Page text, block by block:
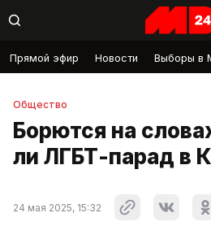
Прямой эфир Новости Выборы в
Общество
Борются на
ли ЛГБТ-парад в
24 мая 2025, 15:32